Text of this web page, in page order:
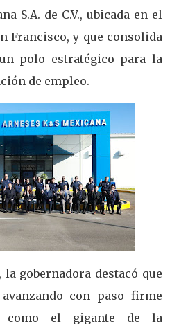
S.A. de C.V., ubicada en el
Francisco, y que consolida
polo estratégico para la
de empleo.
gobernadora destacó que
con paso firme
como el gigante de la